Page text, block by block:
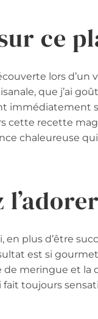
ce
lors d’un
que j’ai
immédiatement
cette recette
chaleureuse
en plus d’être
est si
de meringue et
toujours